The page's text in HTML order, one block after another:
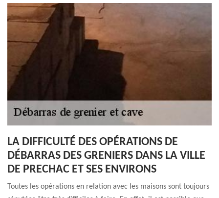
LA DIFFICULTÉ DES OPÉRATIONS DE
DÉBARRAS DES GRENIERS DANS LA VILLE
DE PRECHAC ET SES ENVIRONS
Toutes les opérations en relation avec les maisons sont toujours